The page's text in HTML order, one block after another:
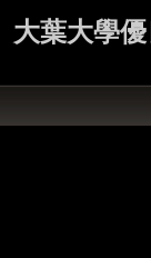
大葉大學